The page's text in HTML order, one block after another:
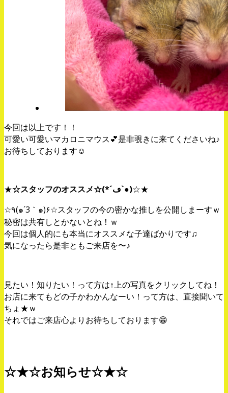
今回は以上です！！
可愛い可愛いマカロニマウス💕是非覗きに来てくださいね♪
お待ちしております☺️
★ ☆スタッフのオススメ☆(*´ڡ`●)☆★
☆٩(๑´3｀๑)۶☆スタッフの今の密かな推しを公開しまーすｗ
秘密は共有しとかないとね！ｗ
今回は個人的にも本当にオススメな子達ばかりです♫
気になったら是非ともご来店を〜♪
見たい！知りたい！って方は↑上の写真をクリックしてね！
お店に来てもどの子かわかんなーい！って方は、直接聞いて
ちょ★ｗ
それではご来店心よりお待ちしております😁
☆★☆お知らせ☆★☆